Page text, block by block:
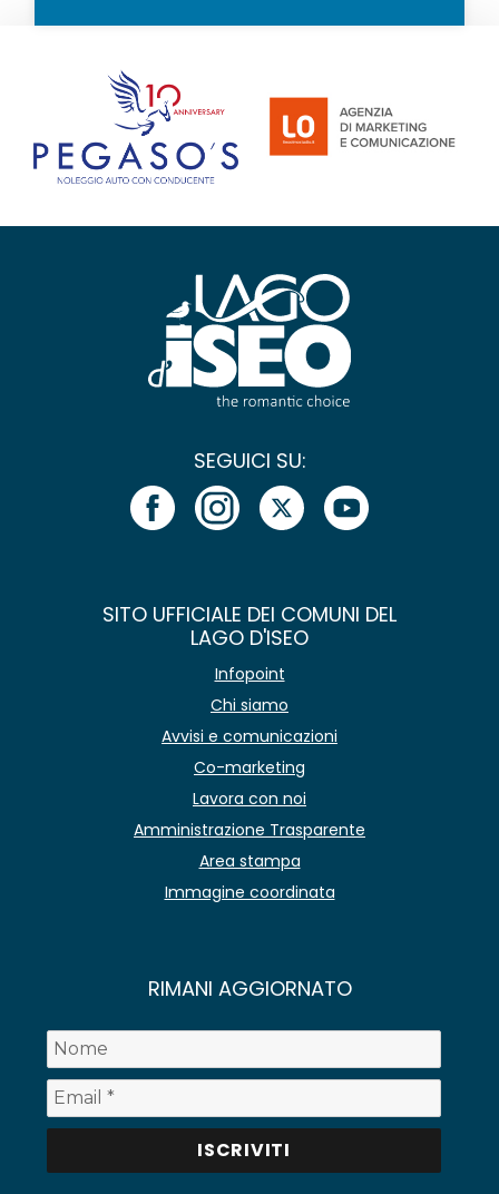
SEGUICI SU:
SITO UFFICIALE DEI COMUNI DEL
LAGO D'ISEO
Infopoint
Chi siamo
Avvisi e comunicazioni
Co-marketing
Lavora con noi
Amministrazione Trasparente
Area stampa
Immagine coordinata
RIMANI AGGIORNATO